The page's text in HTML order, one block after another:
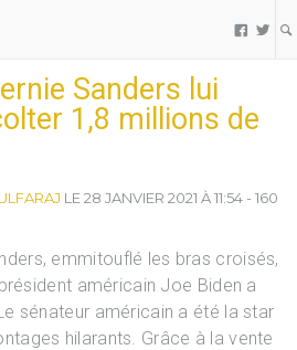
 
Sanders lui
1,8 millions de
LE 28 JANVIER 2021 À 11:54 - 160
emmitouflé les bras croisés,
américain Joe Biden a
sénateur américain a été la star
hilarants. Grâce à la vente